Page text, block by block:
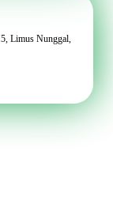
Limus Nunggal,